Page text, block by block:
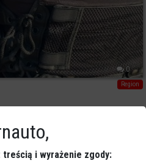
0
Region
i wyrażenie zgody: